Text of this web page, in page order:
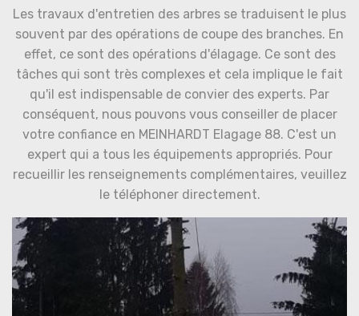
Les travaux d'entretien des arbres se traduisent le plus
souvent par des opérations de coupe des branches. En
effet, ce sont des opérations d'élagage. Ce sont des
tâches qui sont très complexes et cela implique le fait
qu'il est indispensable de convier des experts. Par
conséquent, nous pouvons vous conseiller de placer
votre confiance en MEINHARDT Elagage 88. C'est un
expert qui a tous les équipements appropriés. Pour
recueillir les renseignements complémentaires, veuillez
le téléphoner directement.